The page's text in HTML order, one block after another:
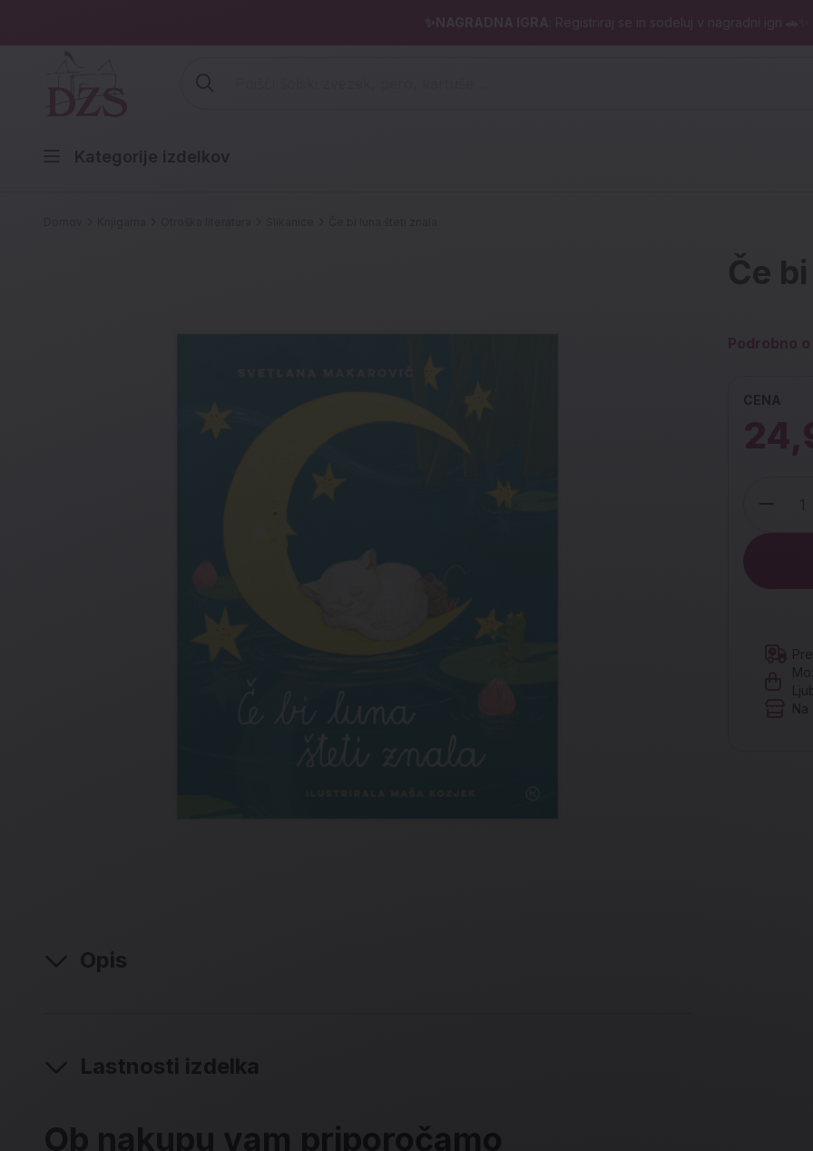
✨NAGRADNA IGRA : Registriraj se in sodeluj v nagradni igri 🚗✨
Kategorije izdelkov
Če
Podrobno
CENA
Količina
Na
Opis
Lastnosti izdelka
Ob nakupu vam priporočamo